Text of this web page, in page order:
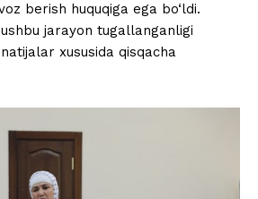
berish huquqiga ega bo‘ldi.
jarayon tugallanganligi
xususida qisqacha